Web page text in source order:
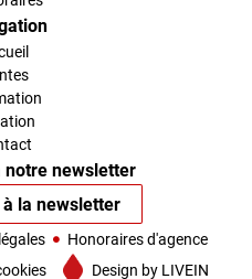
notre newsletter
à la newsletter
Honoraires d'agence
Design by LIVEIN